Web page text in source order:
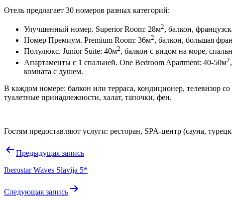
Отель предлагает 30 номеров разных категорий:
Улучшенный номер. Superior Room: 28м2, балкон,
Номер Премиум. Premium Room: 36м2, балкон, большая
Полулюкс. Junior Suite: 40м2, балкон с видом на море,
Апартаменты с 1 спальней. One Bedroom Apartment: 40-50м2
комната с душем.
В каждом номере: балкон или терраса, кондиционер, телевизор
туалетные принадлежности, халат, тапочки, фен.
Гостям предоставляют услуги: ресторан, SPA-центр (сауна,
Навигация
записям
Предыдущая запись
Iberostar Waves Slavija 5*
Следующая запись